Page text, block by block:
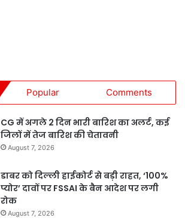
Popular Comments
CG में अगले 2 दिन भारी बारिश का अलर्ट, कई
जिलों में तेज बारिश की चेतावनी
August 7, 2026
डाबर को दिल्ली हाईकोर्ट से बड़ी राहत, ‘100%
प्योर’ दावों पर FSSAI के बैन आदेश पर लगी
रोक
August 7, 2026